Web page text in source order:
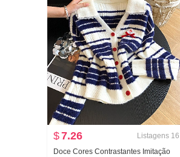
$7.26 Listagens 16
Doce Cores Contrastantes Imitação